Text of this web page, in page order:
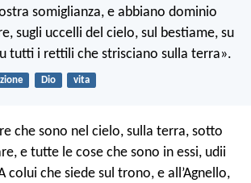
somiglianza, e abbiano dominio
sugli uccelli del cielo, sul bestiame, su
tutti i rettili che strisciano sulla terra».
Dio vita
che sono nel cielo, sulla terra, sotto
e tutte le cose che sono in essi, udii
colui che siede sul trono, e all’Agnello,